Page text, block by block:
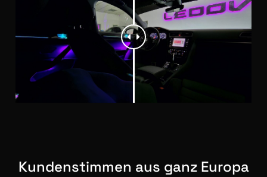
Kundenstimmen aus ganz Europa